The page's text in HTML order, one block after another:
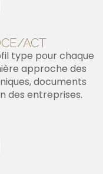
ACT
type pour chaque
approche des
documents
des entreprises.